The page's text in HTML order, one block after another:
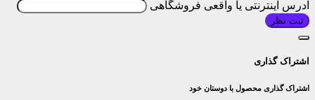
آدرس اینترنتی یا واقعی فروشگاهی
ثبت نظر
اشتراک گذاری
اشتراک گذاری محصول با دوستان خود